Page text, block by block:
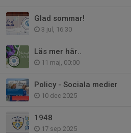
Glad sommar!
3 jul, 16:30
Läs mer här..
11 maj, 00:00
Policy - Sociala medier
10 dec 2025
1948
17 sep 2025